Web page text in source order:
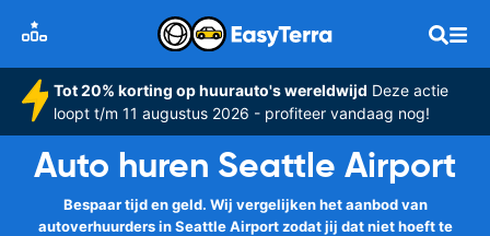
Tot 20% korting op huurauto's wereldwijd Deze actie
loopt t/m 11 augustus 2026 - profiteer vandaag nog!
Auto huren Seattle Airport
Bespaar tijd en geld. Wij vergelijken het aanbod van
autoverhuurders in Seattle Airport zodat jij dat niet hoeft te